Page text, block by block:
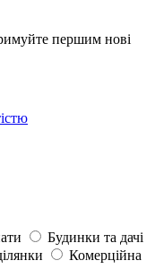
першим нові
Будинки та дачі
Комерційна